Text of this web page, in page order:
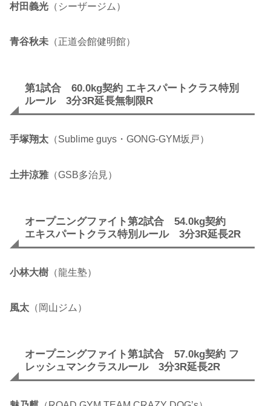
村田義光 （シーザージム）
青谷秋未 （正道会館健明館）
第1試合 60.0kg契約 エキスパートクラス特別
ルール 3分3R延長無制限R
手塚翔太 （Sublime guys・GONG-GYM坂戸）
土井涼雅（GSB多治見）
オープニングファイト第2試合 54.0kg契約
エキスパートクラス特別ルール 3分3R延長2R
小林大樹 （龍生塾）
風太 （岡山ジム）
オープニングファイト第1試合 57.0kg契約 フ
レッシュマンクラスルール 3分3R延長2R